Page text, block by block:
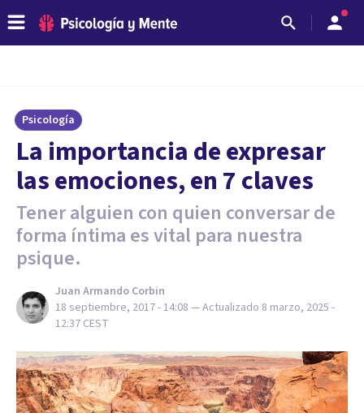
Psicología
​La importancia de expresar
las emociones, en 7 claves
Tener alguien con quien conversar de
forma íntima es vital para nuestra
psique.
Juan Armando Corbin
18 septiembre, 2017 - 14:08 — Actualizado 8 marzo, 2025 -
12:37 CEST